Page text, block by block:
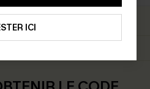
ICI
RETOURS GRATUITS